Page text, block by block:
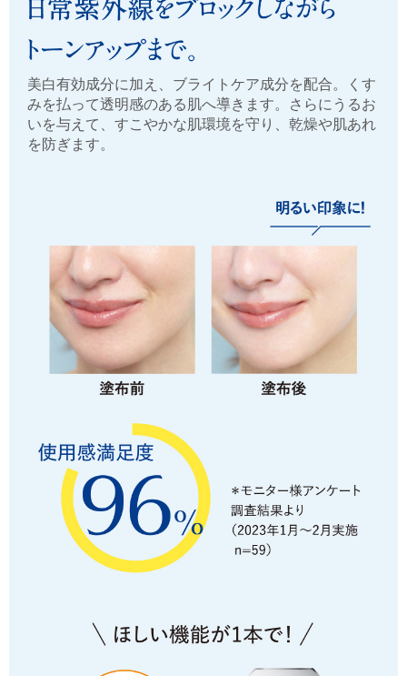
美白有効成分に加え、ブライトケア成分を配合。くす
みを払って透明感のある肌へ導きます。さらにうるお
いを与えて、すこやかな肌環境を守り、乾燥や肌あれ
を防ぎます。